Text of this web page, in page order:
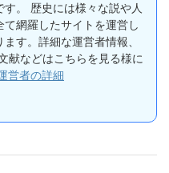
す。 歴史には様々な説や人
て網羅したサイトを運営し
す。詳細な運営者情報、
献などはこちらを見る様に
営者の詳細